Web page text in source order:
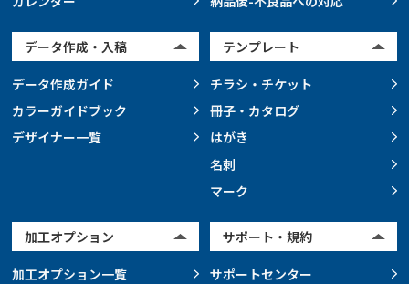
データ作成・入稿
データ作成ガイド
カラーガイドブック
デザイナー一覧
テンプレート
チラシ・チケット
冊子・カタログ
はがき
名刺
マーク
加工オプション
加工オプション一覧
サポート・規約
サポートセンター